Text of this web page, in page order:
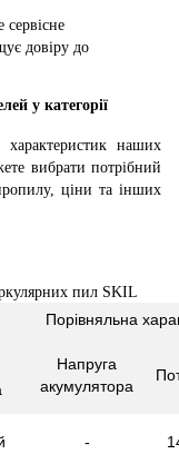
довіру до
у категорії
характеристик наших
вибрати потрібний
ціни та інших
пил SKIL
Порівняльна
Напруга
акумулятора
-